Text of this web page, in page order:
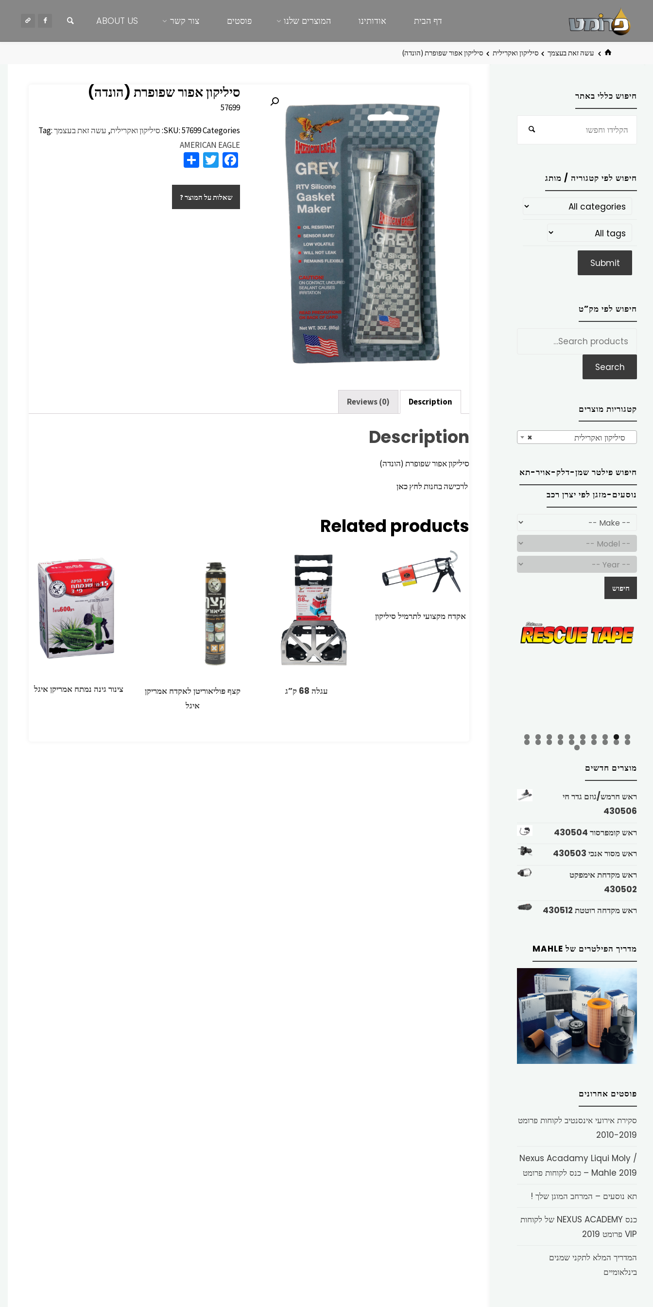
דף הבית אודותינו המוצרים שלנו פוסטים צור קשר ABOUT US
בית עשה זאת בעצמך סיליקון ואקרילית סיליקון אפור שפופרת (הונדה)
סיליקון אפור שפופרת (הונדה)
57699
SKU:57699Categories: סיליקון ואקרילית, עשה זאת בעצמךTag:
AMERICAN EAGLE
Fa
b
o
T
tt
er
ar
eשאלות על המוצר ?
Description
Reviews (0)
Description
סיליקון אפור שפופרת (הונדה)
לרכישה בחנותלחץ כאן
Related products
אקדח מקצועי לתרמיל סיליקון
עגלה 68 ק”ג
קצף פוליאוריטן לאקדח אמריקן
איגל
צינור גינה נמתח אמריקן איגל
חיפוש כללי באתר
חיפוש
חיפוש לפי קטגוריה / מותג
חיפוש לפי מק”ט
Search
קטגוריות מוצרים
× סיליקון ואקרילית
חיפוש פילטר שמן-דלק-אויר-תא
נוסעים-מזגן לפי יצרן רכב
חיפוש
מוצרים חדשים
ראש חרמש/גוזם גדר חי
430506
ראש קומפרסור 430504
ראש מסור אנכי 430503
ראש מקדחת אימפקט
430502
ראש מקדחה רוטטת 430512
מדריך הפילטרים של MAHLE
פוסטים אחרונים
סקירת אירועי אינסנטיב לקוחות פרומט
2010-2019
Nexus Acadamy Liqui Moly /
Mahle 2019 – כנס לקוחות פרומט
תא נוסעים – המרחב המוגן שלך !
כנס NEXUS ACADEMY של לקוחות
VIP פרומט 2019
המדריך המלא לתקני שמנים
בינלאומיים